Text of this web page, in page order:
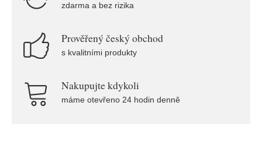
zdarma a bez rizika
Prověřený český obchod
s kvalitními produkty
Nakupujte kdykoli
máme otevřeno 24 hodin denně